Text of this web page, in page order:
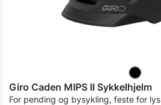
Giro Caden MIPS II Sykkelhjelm
For pending og bysykling, feste for lys